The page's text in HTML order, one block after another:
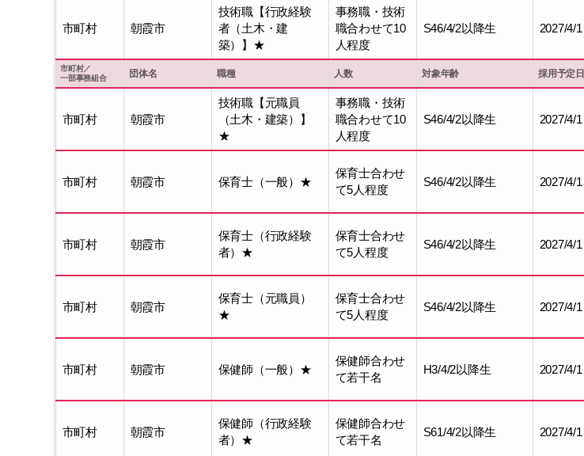
市町村 朝霞市
技術職【行政経験
者（土木・建
築）】★
事務職・技術
職合わせて10
人程度
S46/4/2以降生 2027/4/1
市町村／
一部事務組合
団体名 職種 人数 対象年齢 採用予定日
市町村 朝霞市
技術職【元職員
（土木・建築）】
★
事務職・技術
職合わせて10
人程度
S46/4/2以降生 2027/4/1
市町村 朝霞市 保育士（一般）★
保育士合わせ
て5人程度
S46/4/2以降生 2027/4/1
市町村 朝霞市
保育士（行政経験
者）★
保育士合わせ
て5人程度
S46/4/2以降生 2027/4/1
市町村 朝霞市
保育士（元職員）
★
保育士合わせ
て5人程度
S46/4/2以降生 2027/4/1
市町村 朝霞市 保健師（一般）★
保健師合わせ
て若干名
H3/4/2以降生 2027/4/1
市町村 朝霞市
保健師（行政経験
者）★
保健師合わせ
て若干名
S61/4/2以降生 2027/4/1